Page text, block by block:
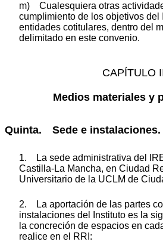
m) Cualesquiera otras
cumplimiento de los objetivos del
entidades cotitulares, dentro del
delimitado en este convenio.
CAPÍTULO
Medios materiales y
Quinta. Sede e instalaciones.
1. La sede administrativa del
Castilla-La Mancha, en Ciudad
Universitario de la UCLM de
2. La aportación de las partes
instalaciones del Instituto es la
la concreción de espacios en
realice en el RRI: